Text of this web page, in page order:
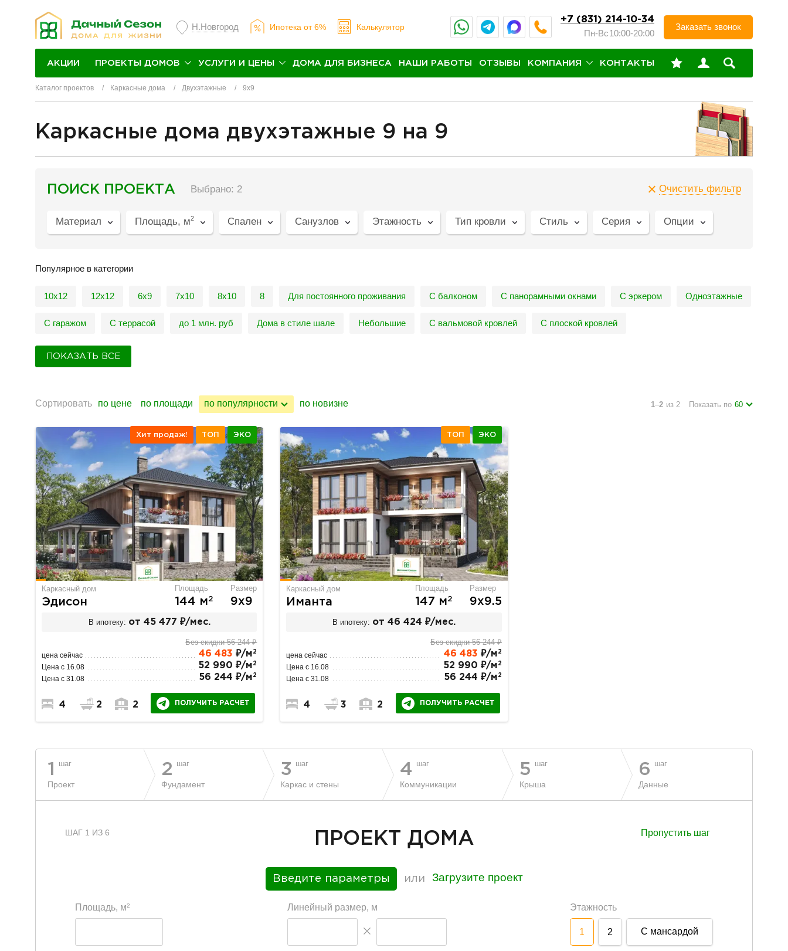
Н.Новгород Ипотека от 6% Калькулятор
+7 (831) 214-10-34
Пн-Вс10:00-20:00
Заказать звонок
АКЦИИ ПРОЕКТЫ ДОМОВ УСЛУГИ И ЦЕНЫ ДОМА ДЛЯ БИЗНЕСА НАШИ РАБОТЫ ОТЗЫВЫ КОМПАНИЯ КОНТАКТЫ
Каталог проектов Каркасные дома Двухэтажные 9x9
Каркасные дома двухэтажные 9 на 9
ПОИСК ПРОЕКТА Выбрано: 2 Очистить фильтр
Материал Площадь, м2 Спален Санузлов Этажность Тип кровли Стиль Серия Опции
Популярное в категории
10x12 12x12 6х9 7x10 8х10 8 Для постоянного проживания С балконом С панорамными окнами С эркером Одноэтажные
С гаражом С террасой до 1 млн. руб Дома в стиле шале Небольшие С вальмовой кровлей С плоской кровлей
ПОКАЗАТЬ ВСЕ
Сортировать по цене по площади по популярности по новизне 1–2 из 2 Показать по 60
Хит продаж! ТОП ЭКО
Каркасный дом
Эдисон
Площадь
144 м2
Размер
9х9
В ипотеку: от 45 477 ₽/мес.
Без скидки 56 244 ₽
цена сейчас 46 483 ₽/м 2
Цена с 16.08 52 990 ₽/м 2
Цена с 31.08 56 244 ₽/м 2
4 2 2 ПОЛУЧИТЬ РАСЧЕТ
ТОП ЭКО
Каркасный дом
Иманта
Площадь
147 м2
Размер
9х9.5
В ипотеку: от 46 424 ₽/мес.
Без скидки 56 244 ₽
цена сейчас 46 483 ₽/м 2
Цена с 16.08 52 990 ₽/м 2
Цена с 31.08 56 244 ₽/м 2
4 3 2 ПОЛУЧИТЬ РАСЧЕТ
1 шаг
Проект
2 шаг
Фундамент
3 шаг
Каркас и стены
4 шаг
Коммуникации
5 шаг
Крыша
6 шаг
Данные
ШАГ 1 ИЗ 6 ПРОЕКТ ДОМА Пропустить шаг
Введите параметры или Загрузите проект
Площадь, м2 Линейный размер, м Этажность
1 2 С мансардой